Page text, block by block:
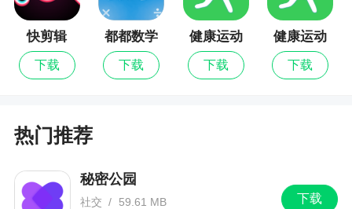
试试，站内都是实名制的，很放心
更新日志
快剪辑
下载
都都数学
最新版
下载
健康运动
计步器
下载
健康运动
计步器最
新版
下载
热门推荐
下载
秘密公园
社交 /
59.61 MB